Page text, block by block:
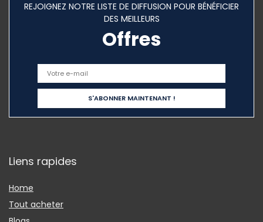
REJOIGNEZ NOTRE LISTE DE DIFFUSION POUR BÉNÉFICIER
DES MEILLEURS
Offres
Liens rapides
Home
Tout acheter